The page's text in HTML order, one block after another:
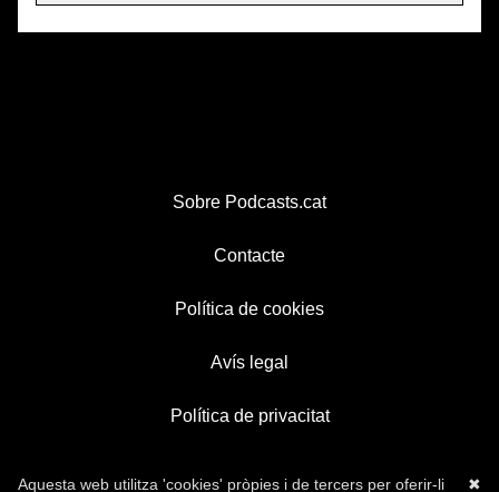
Sobre Podcasts.cat
Contacte
Política de cookies
Avís legal
Política de privacitat
✖
Aquesta web utilitza 'cookies' pròpies i de tercers per oferir-li